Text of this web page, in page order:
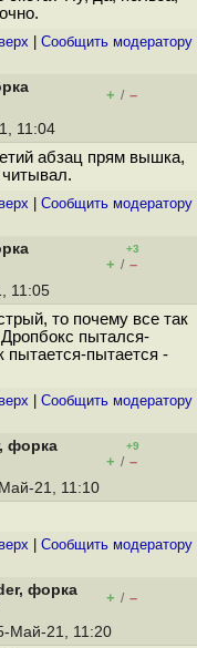
Cообщить модератору
+ / –
11:04
абзац прям вышка,
Cообщить модератору
+3
+ / –
11:05
то почему все так
пытался-
пытается-пытается -
Cообщить модератору
форка
+9
+ / –
21, 11:10
Cообщить модератору
форка
+ / –
Май-21, 11:20